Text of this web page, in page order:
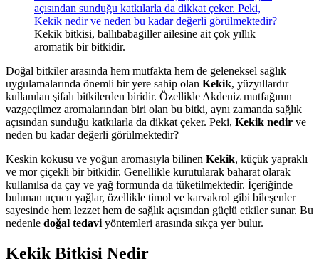
Kekik bitkisi, ballıbabagiller ailesine ait çok yıllık
aromatik bir bitkidir.
Doğal bitkiler arasında hem mutfakta hem de geleneksel sağlık
uygulamalarında önemli bir yere sahip olan Kekik, yüzyıllardır
kullanılan şifalı bitkilerden biridir. Özellikle Akdeniz mutfağının
vazgeçilmez aromalarından biri olan bu bitki, aynı zamanda sağlık
açısından sunduğu katkılarla da dikkat çeker. Peki, Kekik nedir ve
neden bu kadar değerli görülmektedir?
Keskin kokusu ve yoğun aromasıyla bilinen Kekik, küçük yapraklı
ve mor çiçekli bir bitkidir. Genellikle kurutularak baharat olarak
kullanılsa da çay ve yağ formunda da tüketilmektedir. İçeriğinde
bulunan uçucu yağlar, özellikle timol ve karvakrol gibi bileşenler
sayesinde hem lezzet hem de sağlık açısından güçlü etkiler sunar. Bu
nedenle doğal tedavi yöntemleri arasında sıkça yer bulur.
Kekik Bitkisi Nedir